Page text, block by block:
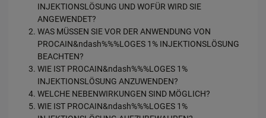
INJEKTIONSLÖSUNG UND WOFÜR WIRD SIE
ANGEWENDET?
WAS MÜSSEN SIE VOR DER ANWENDUNG VON
PROCAIN&ndash%%%LOGES 1% INJEKTIONSLÖSUNG
BEACHTEN?
WIE IST PROCAIN&ndash%%%LOGES 1%
INJEKTIONSLÖSUNG ANZUWENDEN?
WELCHE NEBENWIRKUNGEN SIND MÖGLICH?
WIE IST PROCAIN&ndash%%%LOGES 1%